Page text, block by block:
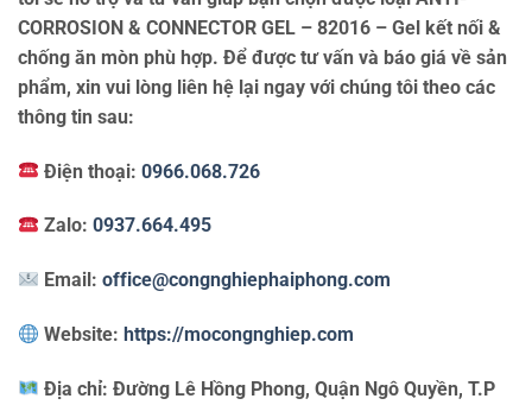
CORROSION & CONNECTOR GEL – 82016 – Gel kết nối &
chống ăn mòn phù hợp. Để được tư vấn và báo giá về sản
phẩm, xin vui lòng liên hệ lại ngay với chúng tôi theo các
thông tin sau:
Điện thoại:0966.068.726
Zalo:0937.664.495
Email:office@congnghiephaiphong.com
Website:https://mocongnghiep.com
Địa chỉ:Đường Lê Hồng Phong, Quận Ngô Quyền, T.P